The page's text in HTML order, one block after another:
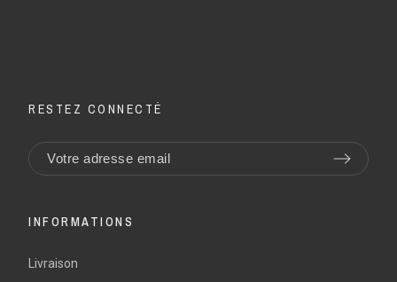
RESTEZ CONNECTÉ
INFORMATIONS
Livraison